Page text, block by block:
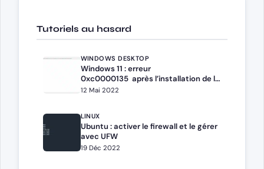
Tutoriels au hasard
WINDOWS DESKTOP
Windows 11 : erreur
0xc0000135 après l’installation de la
mise à jour KB5013943
12 Mai 2022
LINUX
Ubuntu : activer le firewall et le gérer
avec UFW
19 Déc 2022